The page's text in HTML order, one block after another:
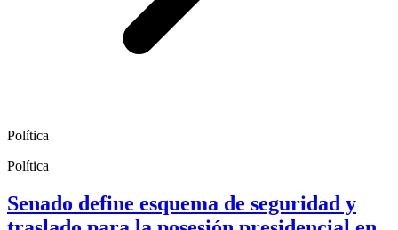
Política
Política
Senado define esquema de seguridad y